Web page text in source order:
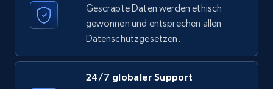
TikTok - Posts - Search posts by specific
keyword or hashtag
URL, Post id, Description, Create time, Digg
Gescrapte Daten werden ethisch
gewonnen und entsprechen allen
Datenschutzgesetzen.
24/7 globaler Support